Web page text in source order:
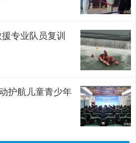
专业队员复训
护航儿童青少年